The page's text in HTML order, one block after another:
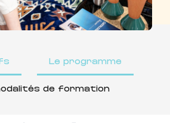
Le programme
de formation